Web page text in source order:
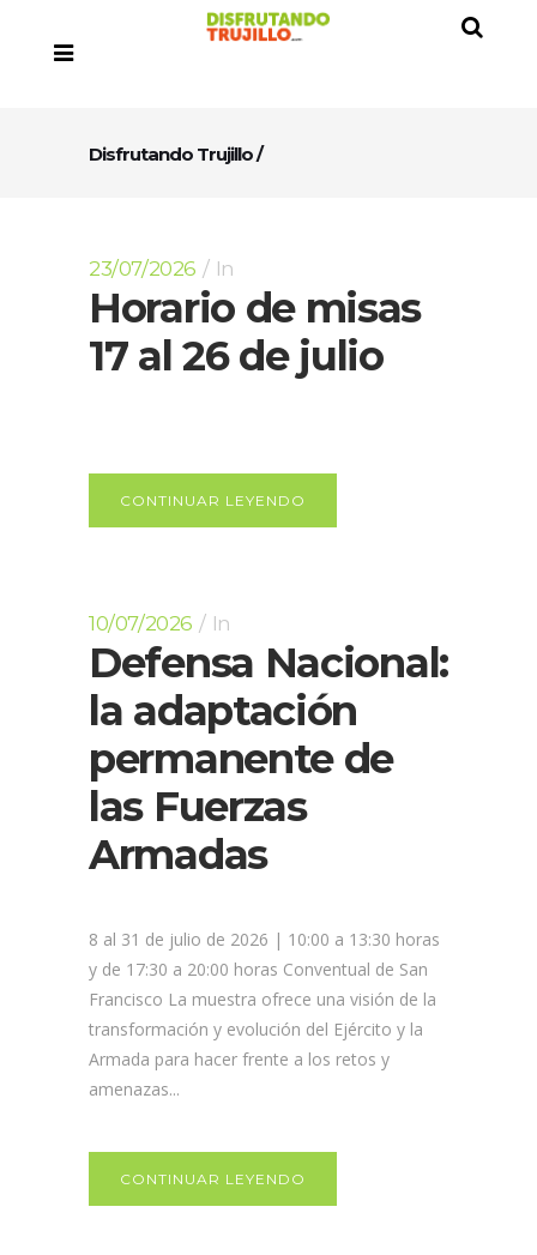
Disfrutando Trujillo/
23/07/2026 In
Horario de misas
17 al 26 de julio
CONTINUAR LEYENDO
10/07/2026 In
Defensa Nacional:
la adaptación
permanente de
las Fuerzas
Armadas
8 al 31 de julio de 2026 | 10:00 a 13:30 horas
y de 17:30 a 20:00 horas Conventual de San
Francisco La muestra ofrece una visión de la
transformación y evolución del Ejército y la
Armada para hacer frente a los retos y
amenazas...
CONTINUAR LEYENDO